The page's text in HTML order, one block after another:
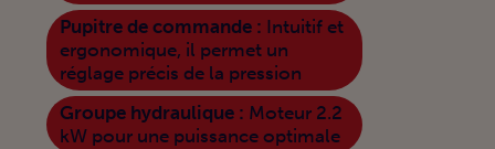
Pupitre de commande : Intuitif et
ergonomique, il permet un
réglage précis de la pression
Groupe hydraulique : Moteur 2.2
kW pour une puissance optimale